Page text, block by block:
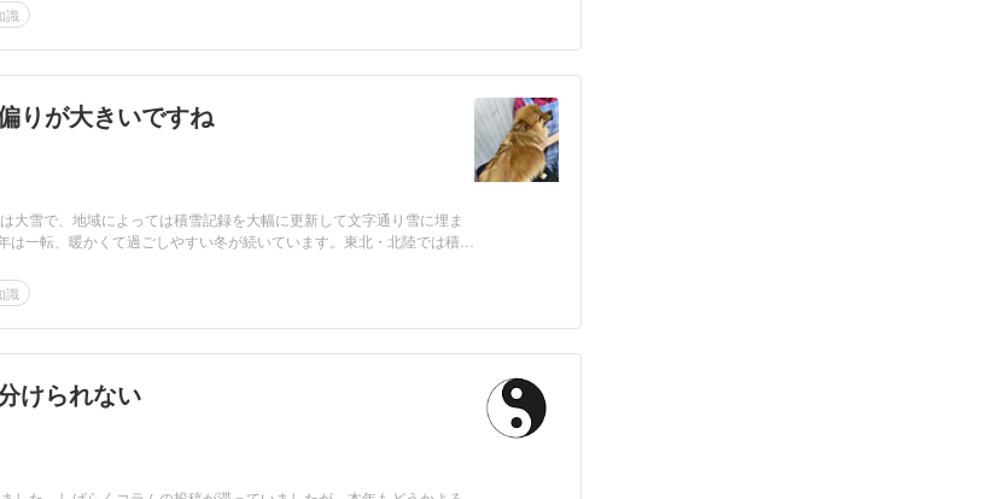
識
りが大きいですね
大雪で、地域によっては積雪記録を大幅に更新して文字通り雪に埋ま
は一転、暖かくて過ごしやすい冬が続いています。東北・北陸では積
識
けられない